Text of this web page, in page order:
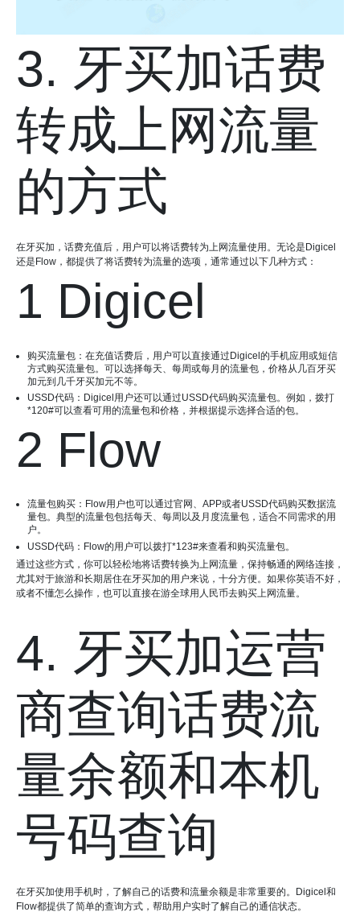
3. 牙买加话费
转成上网流量
的方式
在牙买加，话费充值后，用户可以将话费转为上网流量使用。无论是Digicel
还是Flow，都提供了将话费转为流量的选项，通常通过以下几种方式：
1 Digicel
购买流量包：在充值话费后，用户可以直接通过Digicel的手机应用或短信
方式购买流量包。可以选择每天、每周或每月的流量包，价格从几百牙买
加元到几千牙买加元不等。
USSD代码：Digicel用户还可以通过USSD代码购买流量包。例如，拨打
*120#可以查看可用的流量包和价格，并根据提示选择合适的包。
2 Flow
流量包购买：Flow用户也可以通过官网、APP或者USSD代码购买数据流
量包。典型的流量包包括每天、每周以及月度流量包，适合不同需求的用
户。
USSD代码：Flow的用户可以拨打*123#来查看和购买流量包。
通过这些方式，你可以轻松地将话费转换为上网流量，保持畅通的网络连接，
尤其对于旅游和长期居住在牙买加的用户来说，十分方便。如果你英语不好，
或者不懂怎么操作，也可以直接在游全球用人民币去购买上网流量。
4. 牙买加运营
商查询话费流
量余额和本机
号码查询
在牙买加使用手机时，了解自己的话费和流量余额是非常重要的。Digicel和
Flow都提供了简单的查询方式，帮助用户实时了解自己的通信状态。